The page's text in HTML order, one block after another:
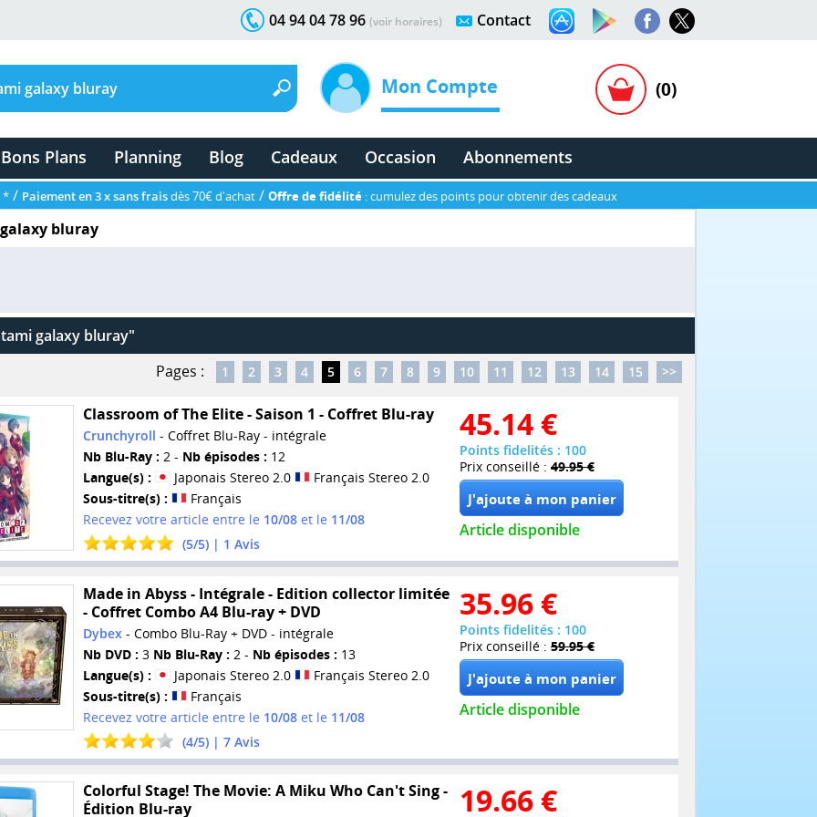
Contact
04 94 04 78 96 (voir horaires)
Mon Compte (0)
Bons Plans Planning Blog Cadeaux Occasion Abonnements
* / Paiement en 3 x sans fraisdès 70€ d'achat / Offre de fidélité : cumulez des points pour obtenir des cadeaux
bluray
galaxy bluray"
Pages :
1 2 3 4 5 6 7 8 9 10 11 12 13 14 15 >>
Classroom of The Elite - Saison 1 - Coffret Blu-ray
Crunchyroll - Coffret Blu-Ray - intégrale
Nb Blu-Ray : 2 - Nb épisodes : 12
Langue(s) :
Japonais Stereo 2.0
Français Stereo 2.0
Sous-titre(s) :
Français
Recevez votre article entre le 10/08et le 11/08
(5/5) | 1 Avis
45.14 €
Points fidelités : 100
Prix conseillé : 49.95 €
Article disponible
Made in Abyss - Intégrale - Edition collector limitée
- Coffret Combo A4 Blu-ray + DVD
Dybex- Combo Blu-Ray + DVD - intégrale
Nb DVD : 3 Nb Blu-Ray : 2 - Nb épisodes : 13
Langue(s) :
Japonais Stereo 2.0
Français Stereo 2.0
Sous-titre(s) :
Français
Recevez votre article entre le 10/08et le 11/08
(4/5) | 7Avis
35.96 €
Points fidelités : 100
Prix conseillé : 59.95 €
Article disponible
Colorful Stage! The Movie: A Miku Who Can't Sing -
Édition Blu-ray
19.66 €